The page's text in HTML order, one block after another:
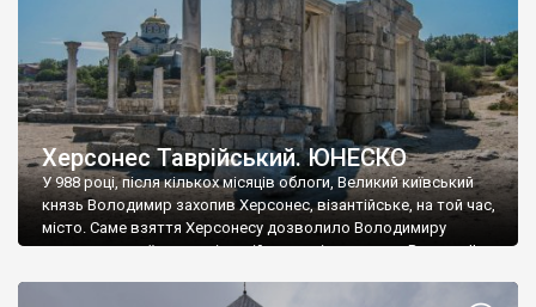
Херсонес Таврійський. ЮНЕСКО
У 988 році, після кількох місяців облоги, Великий київський
князь Володимир захопив Херсонес, візантійське, на той час,
місто. Саме взяття Херсонесу дозволило Володимиру
диктувати свої умови візантійському імператору Василю ІІ, та
Херсонесі Володимир-язичник, став Василем-християнином.